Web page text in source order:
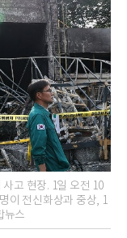
고 현장. 1일 오전 10
이 전신화상과 중상, 1
뉴스